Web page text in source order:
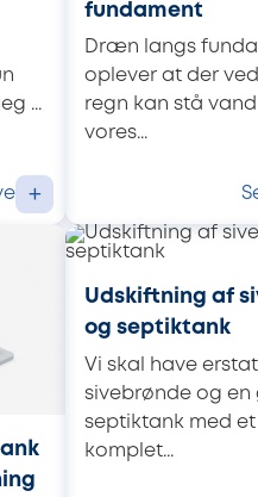
...
+
fundament
Dræn langs
oplever at der
regn kan stå
vores...
Udskiftning af
og septiktank
Vi skal have
sivebrønde og en
septiktank med
komplet...